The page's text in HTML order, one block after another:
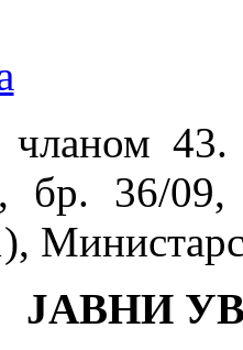
бр. 36/09,
ЈАВНИ